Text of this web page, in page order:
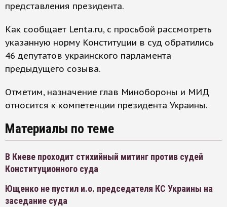
представления президента.
Как сообщает Lenta.ru, с просьбой рассмотреть
указанную норму Конституции в суд обратились
46 депутатов украинского парламента
предыдущего созыва.
Отметим, назначение глав Минобороны и МИД
относится к компетенции президента Украины.
Материалы по теме
В Киеве проходит стихийный митинг против судей
Конституционного суда
Ющенко не пустил и.о. председателя КС Украины на
заседание суда